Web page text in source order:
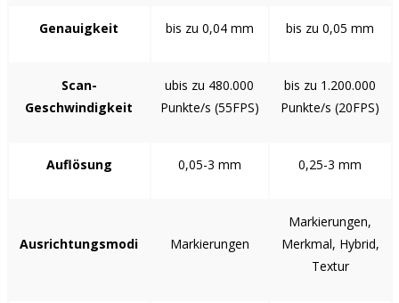
Genauigkeit bis zu 0,04 mm bis zu 0,05 mm
Scan-
Geschwindigkeit
ubis zu 480.000
Punkte/s (55FPS)
bis zu 1.200.000
Punkte/s (20FPS)
Auflösung 0,05-3 mm 0,25-3 mm
Ausrichtungsmodi Markierungen
Markierungen,
Merkmal, Hybrid,
Textur